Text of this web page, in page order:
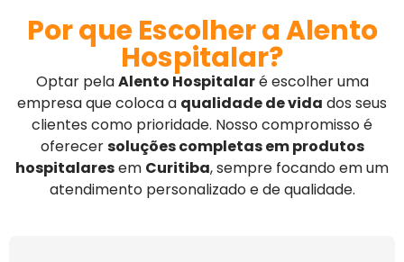
Por que Escolher a Alento
Hospitalar?
Optar pelaAlento Hospitalaré escolher uma
empresa que coloca a qualidade de vida dos seus
clientes como prioridade. Nosso compromisso é
oferecersoluções completas em produtos
hospitalaresem Curitiba, sempre focando em um
atendimento personalizado e de qualidade.